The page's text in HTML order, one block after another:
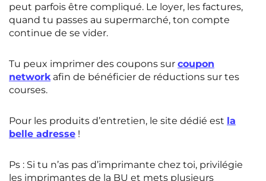
peut parfois être compliqué. Le loyer, les factures,
quand tu passes au supermarché, ton compte
continue de se vider.
Tu peux imprimer des coupons sur coupon
network afin de bénéficier de réductions sur tes
courses.
Pour les produits d’entretien, le site dédié est la
belle adresse !
Ps : Si tu n’as pas d’imprimante chez toi, privilégie
les imprimantes de la BU et mets plusieurs